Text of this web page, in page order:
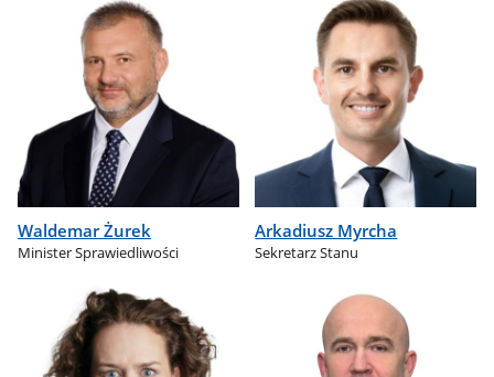
Waldemar Żurek
Minister Sprawiedliwości
Arkadiusz Myrcha
Sekretarz Stanu